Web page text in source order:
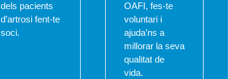
dels pacients
d’artrosi fent-te
soci.
OAFI, fes-te
voluntari i
ajuda’ns a
millorar la seva
qualitat de
vida.